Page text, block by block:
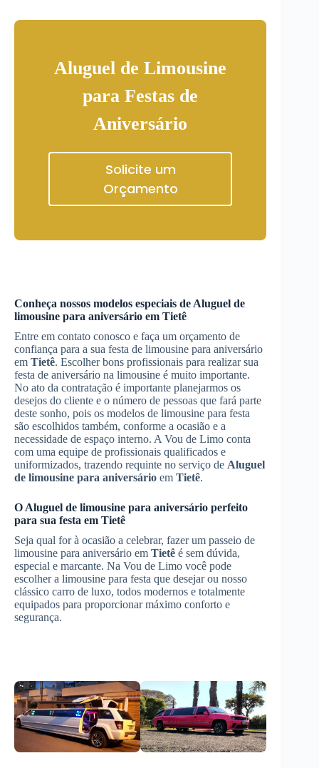
Aluguel de Limousine
para Festas de
Aniversário
Solicite um
Orçamento
Conheça nossos modelos especiais de Aluguel de
limousine para aniversário em Tietê
Entre em contato conosco e faça um orçamento de
confiança para a sua festa de limousine para aniversário
em Tietê. Escolher bons profissionais para realizar sua
festa de aniversário na limousine é muito importante.
No ato da contratação é importante planejarmos os
desejos do cliente e o número de pessoas que fará parte
deste sonho, pois os modelos de limousine para festa
são escolhidos também, conforme a ocasião e a
necessidade de espaço interno. A Vou de Limo conta
com uma equipe de profissionais qualificados e
uniformizados, trazendo requinte no serviço de Aluguel
de limousine para aniversário em Tietê.
O Aluguel de limousine para aniversário perfeito
para sua festa em Tietê
Seja qual for à ocasião a celebrar, fazer um passeio de
limousine para aniversário em Tietê é sem dúvida,
especial e marcante. Na Vou de Limo você pode
escolher a limousine para festa que desejar ou nosso
clássico carro de luxo, todos modernos e totalmente
equipados para proporcionar máximo conforto e
segurança.